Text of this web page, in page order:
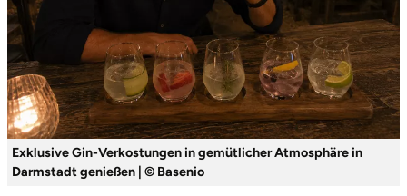
Exklusive Gin-Verkostungen in gemütlicher Atmosphäre in
Darmstadt genießen | © Basenio
Tannheimer Tal
Tegernsee
Teltow-Fläming
Trier